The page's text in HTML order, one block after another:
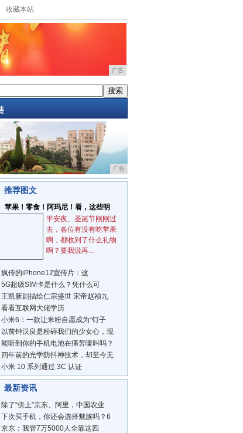
收藏本站
广告
会选择魅族吗？6年“老魅友”说·京东：我管7万5000人全靠这四张表格，最讨
广告
推荐图文
苹果！零食！阿玛尼！看，这些明
平安夜、圣诞节刚刚过
去，各位有没有吃苹果
啊，都收到了什么礼物
啊？要我说再...
疯传的iPhone12宣传片：这
5G超级SIM卡是什么？凭什么可
王凯新剧描绘仁宗盛世 宋帝赵祯九
看看互联网大佬学历
小米6：一款让米粉自愿成为“钉子
以前钟汉良是粉碎我们的少女心，现
能听到你的手机电池在痛苦嚎叫吗？
四年前的光学防抖神技术，却至今无
小米 10 系列通过 3C 认证
最新资讯
除了“傍上”京东、阿里，中国农业
下次买手机，你还会选择魅族吗？6
京东：我管7万5000人全靠这四